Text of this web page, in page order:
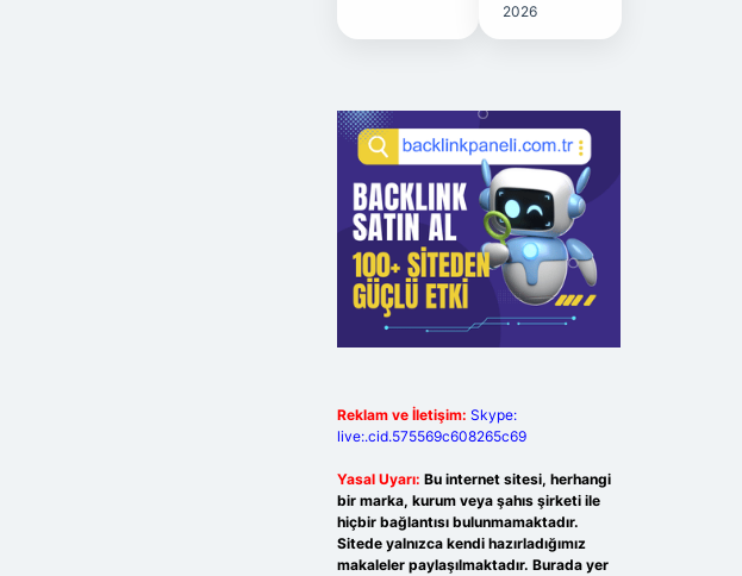
2026
Reklam ve İletişim: Skype:
live:.cid.575569c608265c69
Yasal Uyarı: Bu internet sitesi, herhangi
bir marka, kurum veya şahıs şirketi ile
hiçbir bağlantısı bulunmamaktadır.
Sitede yalnızca kendi hazırladığımız
makaleler paylaşılmaktadır. Burada yer